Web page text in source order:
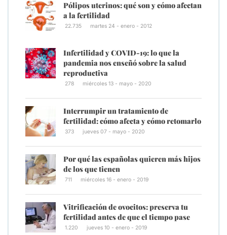
Pólipos uterinos: qué son y cómo afectan
a la fertilidad
22.735 martes 24 - enero - 2012
Infertilidad y COVID-19: lo que la
pandemia nos enseñó sobre la salud
reproductiva
278 miércoles 13 - mayo - 2020
Interrumpir un tratamiento de
fertilidad: cómo afecta y cómo retomarlo
373 jueves 07 - mayo - 2020
Por qué las españolas quieren más hijos
de los que tienen
711 miércoles 16 - enero - 2019
Vitrificación de ovocitos: preserva tu
fertilidad antes de que el tiempo pase
1.220 jueves 10 - enero - 2019